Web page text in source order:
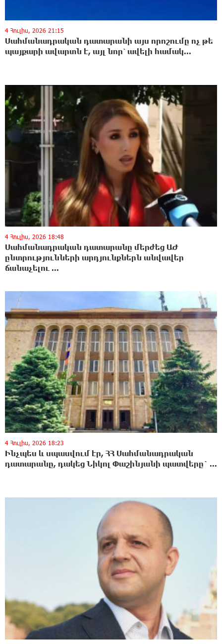
4 Հուլիս, 2026 21:15
Սահմանադրական դատարանի այս որոշումը ոչ թե
պայքարի ավարտն է, այլ նոր՝ ավելի համակ...
4 Հուլիս, 2026 18:48
Սահմանադրական դատարանը մերժեց ԱԺ
ընտրությունների արդյունքներն անվավեր
ճանաչելու ...
4 Հուլիս, 2026 18:23
Ինչպես և սպասվում էր, ՀՀ Սահմանադրական
դատարանը, դակեց Նիկոլ Փաշինյանի պատվերը` ...